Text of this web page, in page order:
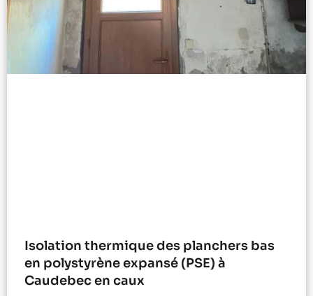
Isolation thermique des planchers bas
en polystyrène expansé (PSE) à
Caudebec en caux